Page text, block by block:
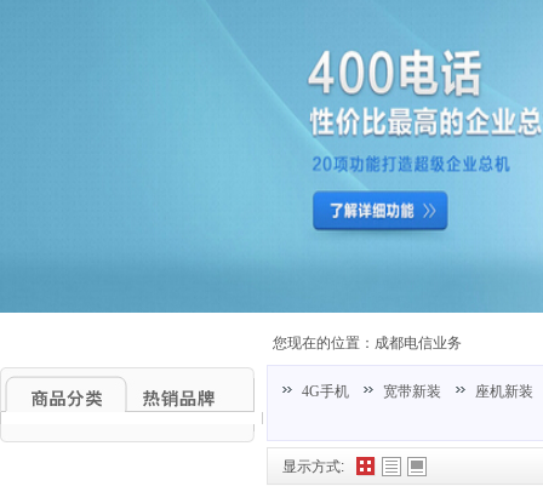
显示方式:
您现在的位置： 成都电信业务
4G手机 宽带新装 座机新装